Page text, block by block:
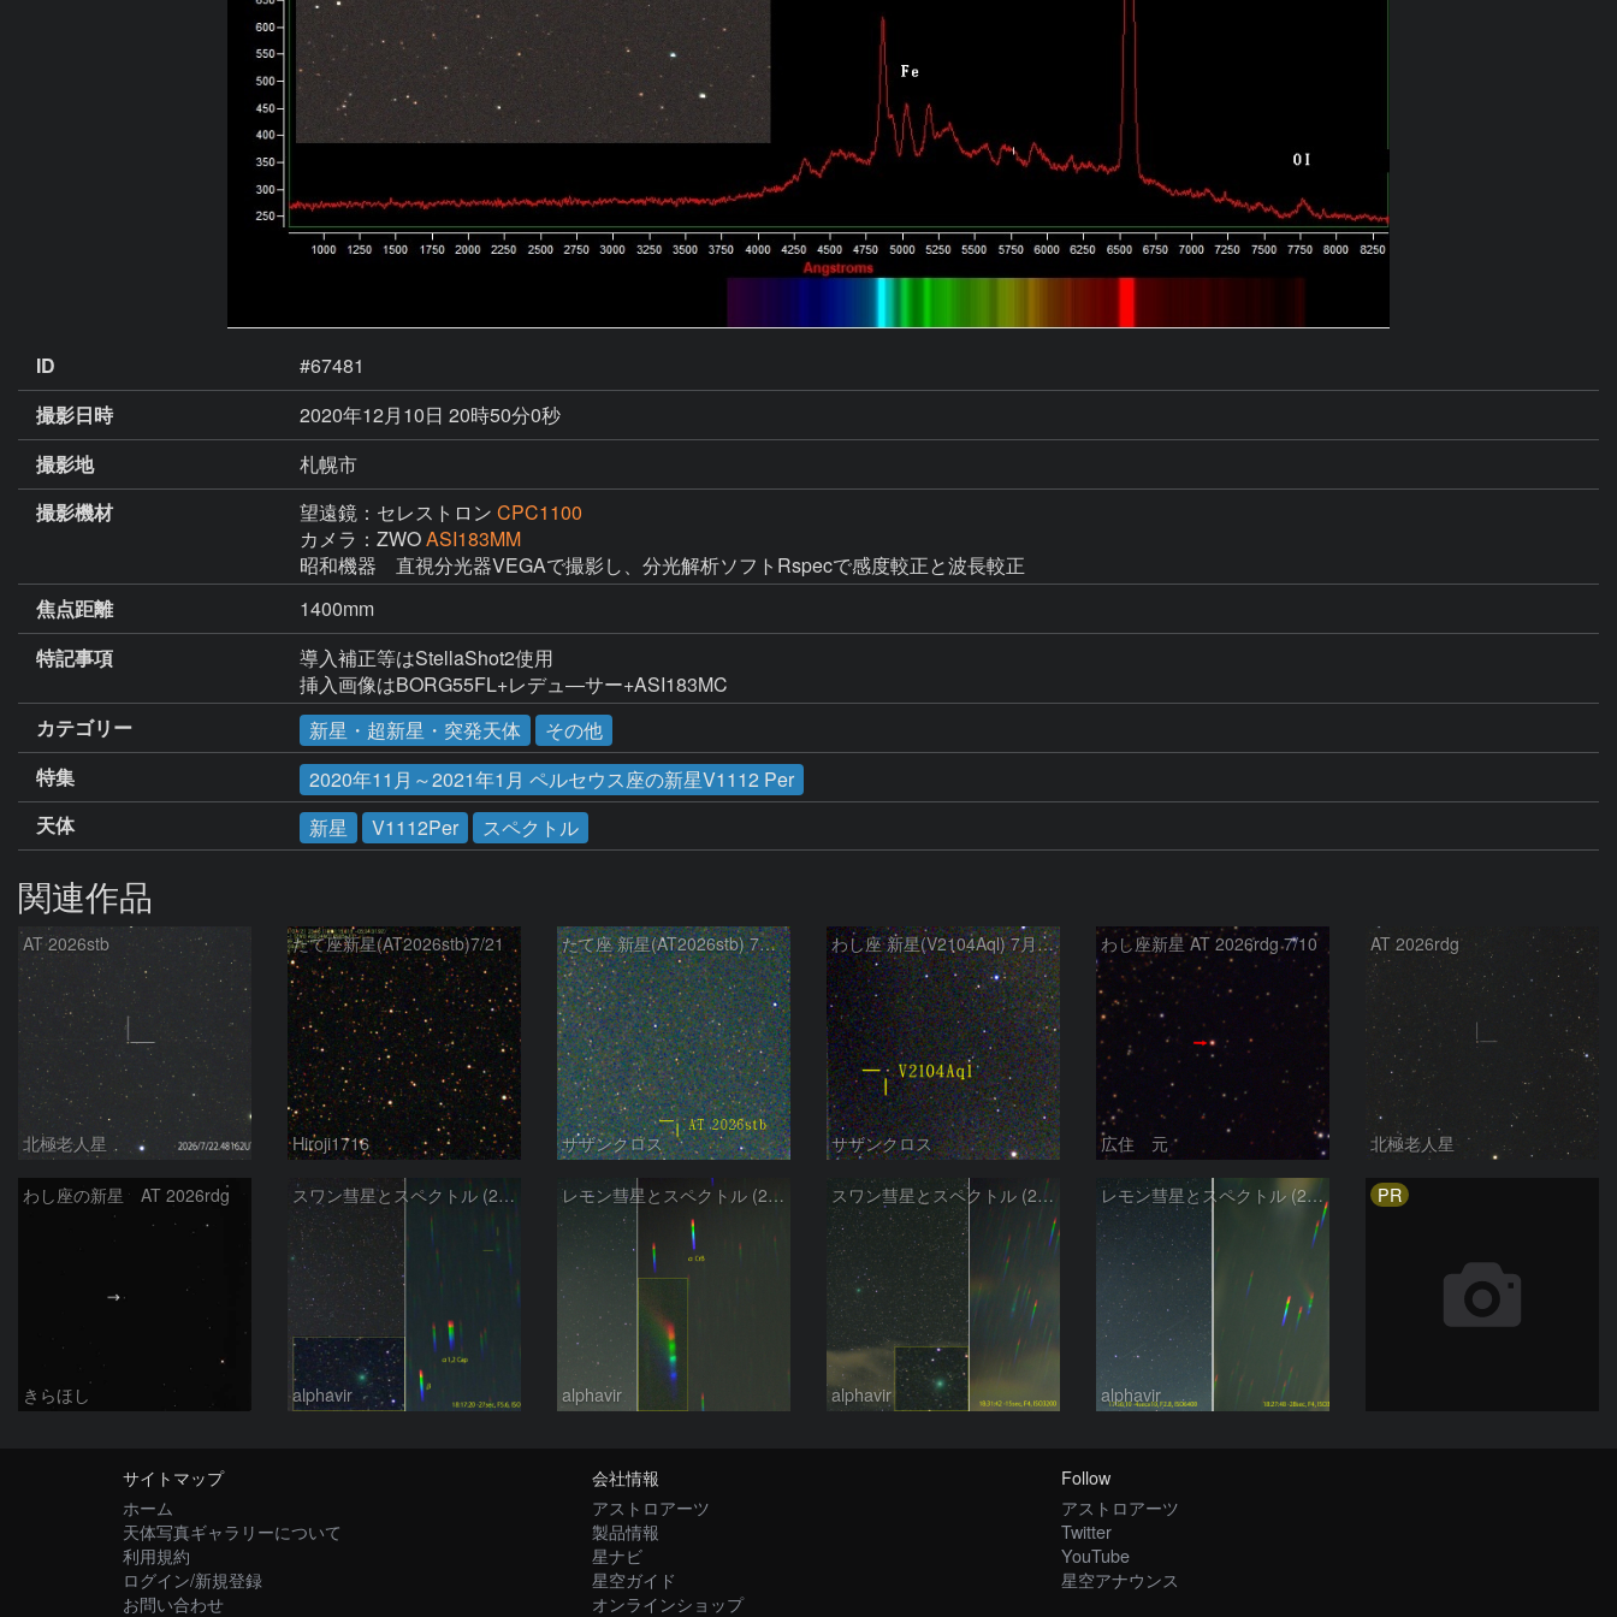
ID
#67481
撮影日時
2020年12月10日 20時50分0秒
撮影地
札幌市
撮影機材
望遠鏡：セレストロン CPC1100
カメラ：ZWOASI183MM
昭和機器　直視分光器VEGAで撮影し、分光解析ソフトRspecで感度較正と波長較正
焦点距離
1400mm
特記事項
導入補正等はStellaShot2使用
挿入画像はBORG55FL+レデュ―サー+ASI183MC
カテゴリー
新星・超新星・突発天体
その他
特集
2020年11月～2021年1月 ペルセウス座の新星V1112 Per
天体
新星 V1112Per スペクトル
関連作品
AT 2026stb
北極老人星
たて座新星(AT2026stb)7/21
Hiroji1716
たて座 新星(AT2026stb) 7月14日 Seestar50
サザンクロス
わし座 新星(V2104Aql) 7月9日 Seestar50
サザンクロス
わし座新星 AT 2026rdg 7/10
広住 元
AT 2026rdg
北極老人星
わし座の新星 AT 2026rdg
きらほし
スワン彗星とスペクトル (25-10-24)
alphavir
レモン彗星とスペクトル (25-10-24)
alphavir
スワン彗星とスペクトル (25-10-22)
alphavir
レモン彗星とスペクトル (25-10-22)
alphavir
PR
サイトマップ
ホーム
天体写真ギャラリーについて
利用規約
ログイン/新規登録
お問い合わせ
会社情報
アストロアーツ
製品情報
星ナビ
星空ガイド
オンラインショップ
Follow
アストロアーツ
Twitter
YouTube
星空アナウンス